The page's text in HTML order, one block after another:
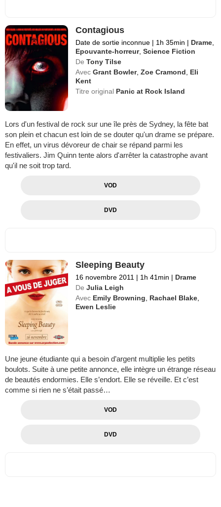
Contagious
Date de sortie inconnue | 1h 35min | Drame
Epouvante-horreur,Science Fiction
De Tony Tilse
Avec Grant Bowler,Zoe Cramond
Eli
Kent
Titre original Panic at Rock Island
Lors d'un festival de rock sur une île près de Sydney, la fête bat
son plein et chacun est loin de se douter qu'un drame se prépare.
En effet, un virus dévoreur de chair se répand parmi les
festivaliers. Jim Quinn tente alors d'arrêter la catastrophe avant
qu'il ne soit trop tard.
VOD
DVD
Sleeping Beauty
16 novembre 2011 | 1h 41min | Drame
De Julia Leigh
Avec Emily Browning Rachael Blake
Ewen Leslie
Une jeune étudiante qui a besoin d’argent multiplie les petits
boulots. Suite à une petite annonce, elle intègre un étrange réseau
de beautés endormies. Elle s’endort. Elle se réveille. Et c’est
comme si rien ne s’était passé…
VOD
DVD